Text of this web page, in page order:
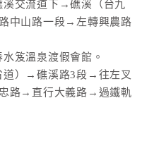
交流道下→礁溪（台九
中山路一段→左轉興農路
笈溫泉渡假會館。
道）→礁溪路3段→往左叉
路→直行大義路→過鐵軌